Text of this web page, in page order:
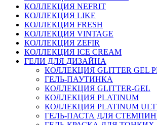
КОЛЛЕКЦИЯ NEFRIT
КОЛЛЕКЦИЯ LIKE
КОЛЛЕКЦИЯ FRESH
КОЛЛЕКЦИЯ VINTAGE
КОЛЛЕКЦИЯ ZEFIR
КОЛЛЕКЦИЯ ICE CREAM
ГЕЛИ ДЛЯ ДИЗАЙНА
КОЛЛЕКЦИЯ GLITTER GEL
ГЕЛЬ-ПАУТИНКА
КОЛЛЕКЦИЯ GLITTER-GEL
КОЛЛЕКЦИЯ PLATINUM
КОЛЛЕКЦИЯ PLATINUM
ГЕЛЬ-ПАСТА ДЛЯ